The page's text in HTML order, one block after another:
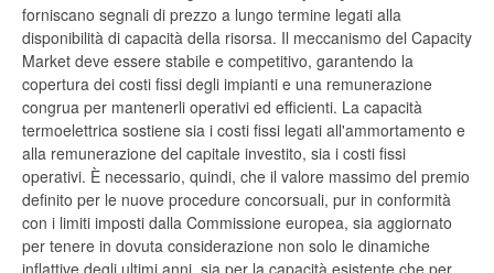
forniscano segnali di prezzo a lungo termine legati alla
disponibilità di capacità della risorsa. Il meccanismo del Capacity
Market deve essere stabile e competitivo, garantendo la
copertura dei costi fissi degli impianti e una remunerazione
congrua per mantenerli operativi ed efficienti. La capacità
termoelettrica sostiene sia i costi fissi legati all'ammortamento e
alla remunerazione del capitale investito, sia i costi fissi
operativi. È necessario, quindi, che il valore massimo del premio
definito per le nuove procedure concorsuali, pur in conformità
con i limiti imposti dalla Commissione europea, sia aggiornato
per tenere in dovuta considerazione non solo le dinamiche